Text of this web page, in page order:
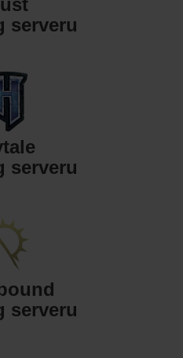
serveru
serveru
serveru